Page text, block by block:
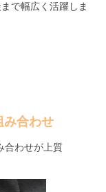
で幅広く活躍しま
み合わせ
合わせが上質